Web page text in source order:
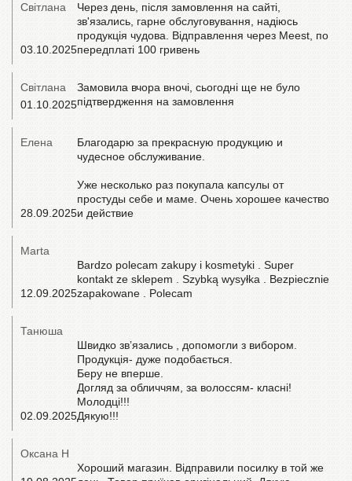
Світлана
03.10.2025
Через день, після замовлення на сайті,
зв'язались, гарне обслуговування, надіюсь
продукція чудова. Відправлення через Meest, по
передплаті 100 гривень
Світлана
01.10.2025
Замовила вчора вночі, сьогодні ще не було
підтвердження на замовлення
Елена
28.09.2025
Благодарю за прекрасную продукцию и
чудесное обслуживание.
Уже несколько раз покупала капсулы от
простуды себе и маме. Очень хорошее качество
и действие
Marta
12.09.2025
Bardzo polecam zakupy i kosmetyki . Super
kontakt ze sklepem . Szybką wysyłka . Bezpiecznie
zapakowane . Polecam
Танюша
02.09.2025
Швидко звʼязались , допомогли з вибором.
Продукція- дуже подобається.
Беру не вперше.
Догляд за обличчям, за волоссям- класні!
Молодці!!!
Дякую!!!
Оксана Н
Хороший магазин. Відправили посилку в той же